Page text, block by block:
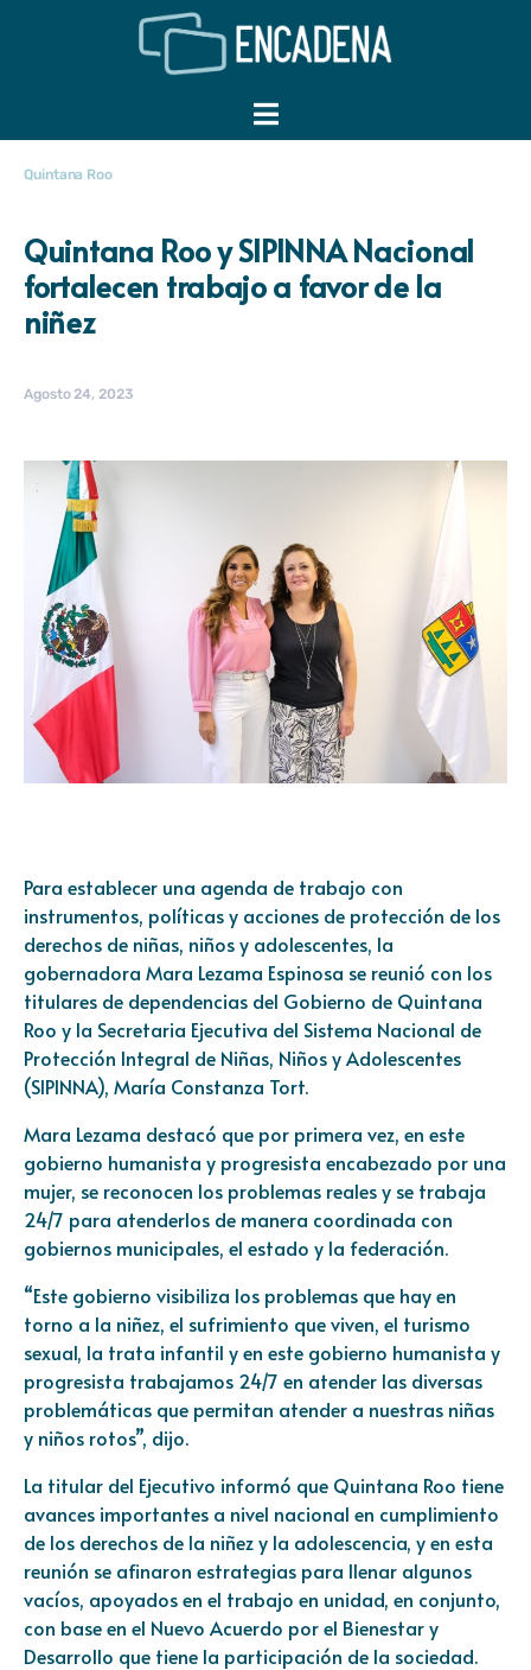
Quintana Roo
Quintana Roo y SIPINNA Nacional
fortalecen trabajo a favor de la
niñez
Agosto 24, 2023
Para establecer una agenda de trabajo con
instrumentos, políticas y acciones de protección de los
derechos de niñas, niños y adolescentes, la
gobernadora Mara Lezama Espinosa se reunió con los
titulares de dependencias del Gobierno de Quintana
Roo y la Secretaria Ejecutiva del Sistema Nacional de
Protección Integral de Niñas, Niños y Adolescentes
(SIPINNA), María Constanza Tort.
Mara Lezama destacó que por primera vez, en este
gobierno humanista y progresista encabezado por una
mujer, se reconocen los problemas reales y se trabaja
24/7 para atenderlos de manera coordinada con
gobiernos municipales, el estado y la federación.
“Este gobierno visibiliza los problemas que hay en
torno a la niñez, el sufrimiento que viven, el turismo
sexual, la trata infantil y en este gobierno humanista y
progresista trabajamos 24/7 en atender las diversas
problemáticas que permitan atender a nuestras niñas
y niños rotos”, dijo.
La titular del Ejecutivo informó que Quintana Roo tiene
avances importantes a nivel nacional en cumplimiento
de los derechos de la niñez y la adolescencia, y en esta
reunión se afinaron estrategias para llenar algunos
vacíos, apoyados en el trabajo en unidad, en conjunto,
con base en el Nuevo Acuerdo por el Bienestar y
Desarrollo que tiene la participación de la sociedad.